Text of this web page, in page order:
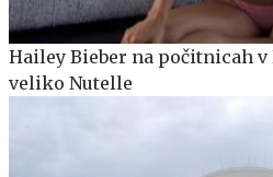
Hailey Bieber na počitnicah
veliko Nutelle